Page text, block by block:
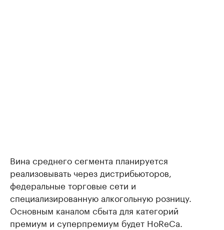
Вина среднего сегмента планируется
реализовывать через дистрибьюторов,
федеральные торговые сети и
специализированную алкогольную розницу.
Основным каналом сбыта для категорий
премиум и суперпремиум будет HoReCa.